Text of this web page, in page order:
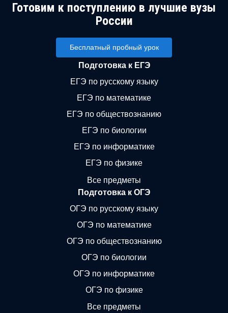
Готовим к поступлению в лучшие вузы
России
Бесплатный пробный урок
Подготовка к ЕГЭ
ЕГЭ по русскому языку
ЕГЭ по математике
ЕГЭ по обществознанию
ЕГЭ по биологии
ЕГЭ по информатике
ЕГЭ по физике
Все предметы
Подготовка к ОГЭ
ОГЭ по русскому языку
ОГЭ по математике
ОГЭ по обществознанию
ОГЭ по биологии
ОГЭ по информатике
ОГЭ по физике
Все предметы